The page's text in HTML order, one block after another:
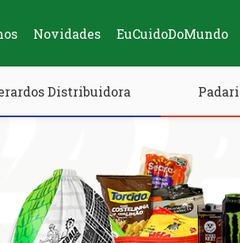
Novidades EuCuidoDoMundo
Distribuidora